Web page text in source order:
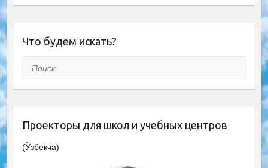
Что будем искать?
Поиск
Проекторы для школ и учебных центров
(Ўзбекча)